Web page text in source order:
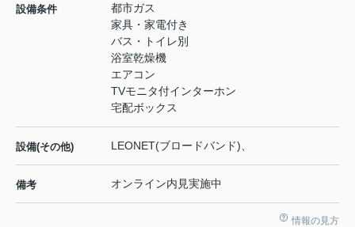
設備条件
都市ガス
家具・家電付き
バス・トイレ別
浴室乾燥機
エアコン
TVモニタ付インターホン
宅配ボックス
設備(その他) LEONET(ブロードバンド)、
備考 オンライン内見実施中
情報の見方